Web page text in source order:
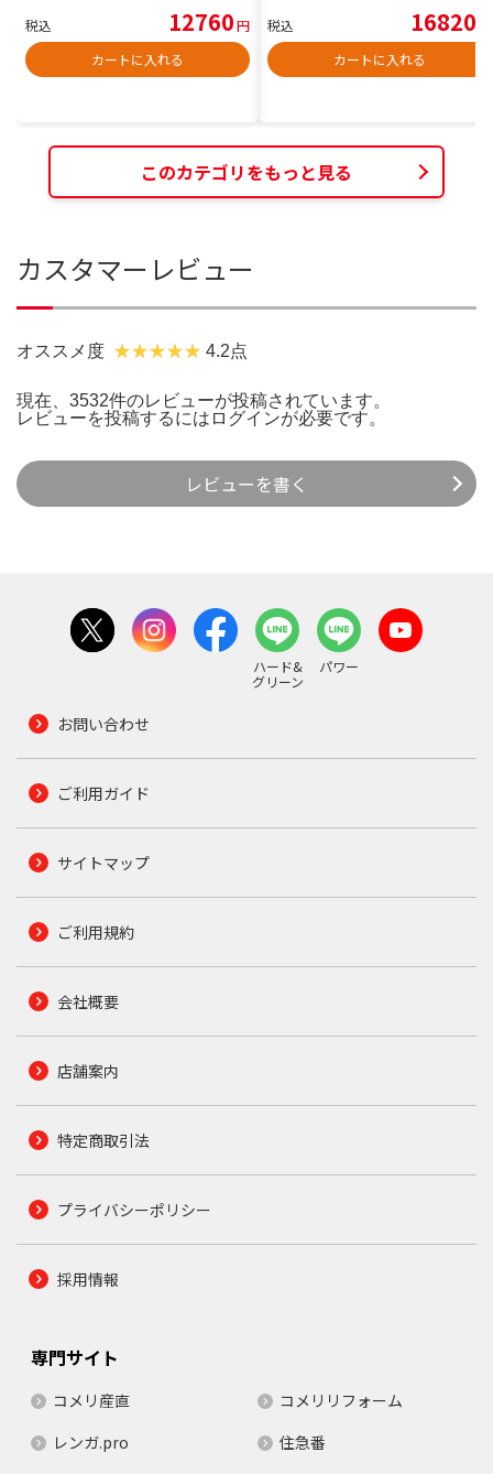
税込 12760円
カートに入れる
税込 16820
カートに入れる
このカテゴリをもっと見る
カスタマーレビュー
オススメ度 4.2点
現在、3532件のレビューが投稿されています。
レビューを投稿するには ログインが必要です。
レビューを書く
ハード&
グリーン
パワー
お問い合わせ
ご利用ガイド
サイトマップ
ご利用規約
会社概要
店舗案内
特定商取引法
プライバシーポリシー
採用情報
専門サイト
コメリ産直
コメリリフォーム
レンガ.pro
住急番